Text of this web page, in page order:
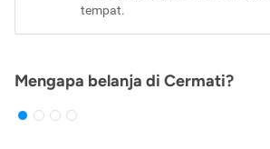
tempat.
Mengapa belanja di Cermati?